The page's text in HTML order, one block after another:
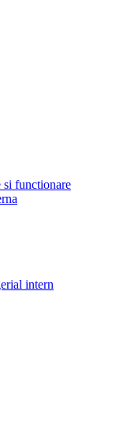
si functionare
intern